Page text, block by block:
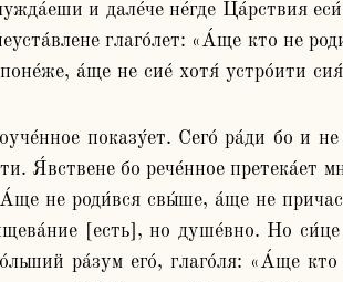
и дале́че не́где Ца́рствия
глаго́лет: «А́ще кто не
а́ще не сие́ хотя́ устро́ити
Я́вствене бо рече́нное претека́ет
не роди́вся свы́ше, а́ще не
[есть], но душе́вно. Но си́це
ра́зум его́, глаго́ля: «А́ще